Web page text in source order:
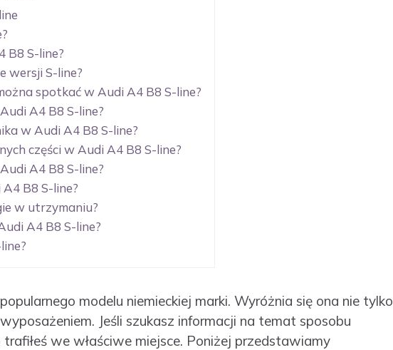
B8 S-line?
wersji S-line?
spotkać w Audi A4 B8 S-line?
A4 B8 S-line?
w Audi A4 B8 S-line?
części w Audi A4 B8 S-line?
A4 B8 S-line?
B8 S-line?
w utrzymaniu?
A4 B8 S-line?
modelu niemieckiej marki. Wyróżnia się ona nie tylko
Jeśli szukasz informacji na temat sposobu
we właściwe miejsce. Poniżej przedstawiamy